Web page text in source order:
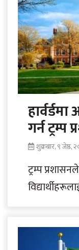
हार्वर्डमा
गर्न
शुक्रबार, ९ जेष्ठ,
ट्रम्प प्रशासनले